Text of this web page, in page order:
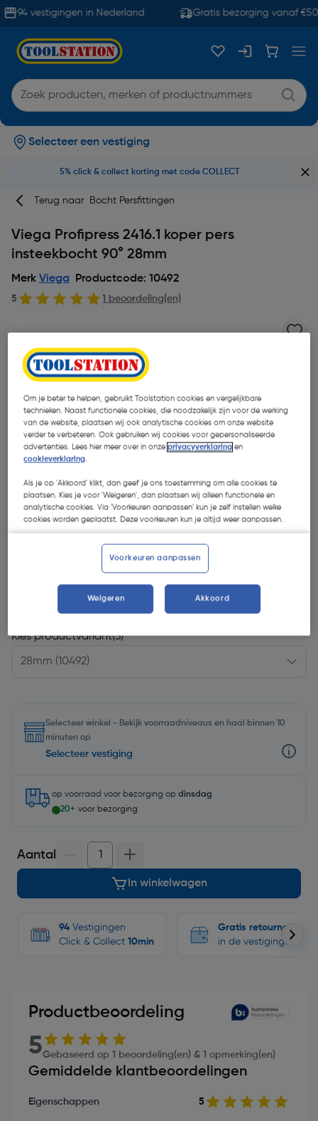
94 vestigingen in Nederland Gratis bezorging vanaf €50
Selecteer een vestiging
5% click & collect korting met code COLLECT
Terug naar Bocht Persfittingen
Viega Profipress 2416.1 koper pers
insteekbocht 90° 28mm
Merk Viega Productcode: 10492
5 1 beoordeling(en)
€ 9,55| Excl. btw € 7,89
Kies productvariant(3)
Selecteer winkel - Bekijk voorraadniveaus en haal binnen 10
minuten op
Selecteer vestiging
op voorraad voor bezorging op dinsdag
20+ voor bezorging
Aantal
In winkelwagen
94 Vestigingen
Click & Collect 10min
Gratis retourneren
in de vestigingen
Productbeoordeling
5Gebaseerd op 1 beoordeling(en) & 1 opmerking(en)
Gemiddelde klantbeoordelingen
Eigenschappen 5
Om je beter te helpen, gebruikt Toolstation cookies en vergelijkbare
technieken. Naast functionele cookies, die noodzakelijk zijn voor de werking
van de website, plaatsen wij ook analytische cookies om onze website
verder te verbeteren. Ook gebruiken wij cookies voor gepersonaliseerde
advertenties. Lees hier meer over in onzeprivacyverklaring en
cookieverklaring.
Als je op 'Akkoord' klikt, dan geef je ons toestemming om alle cookies te
plaatsen. Kies je voor 'Weigeren', dan plaatsen wij alleen functionele en
analytische cookies. Via 'Voorkeuren aanpassen' kun je zelf instellen welke
cookies worden geplaatst. Deze voorkeuren kun je altijd weer aanpassen.
Voorkeuren aanpassen
Weigeren Akkoord